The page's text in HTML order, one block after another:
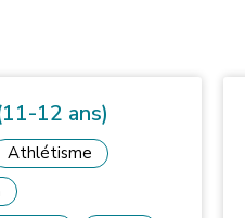
12 ans)
Athlétisme